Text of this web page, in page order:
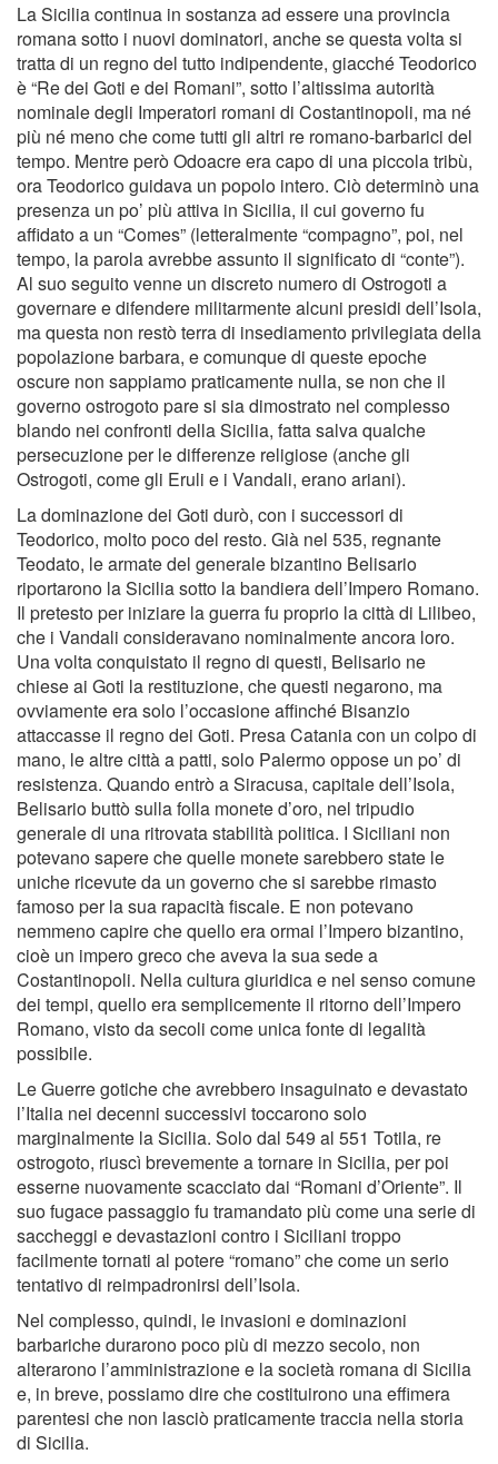
La Sicilia continua in sostanza ad essere una provincia
romana sotto i nuovi dominatori, anche se questa volta si
tratta di un regno del tutto indipendente, giacché Teodorico
è “Re dei Goti e dei Romani”, sotto l’altissima autorità
nominale degli Imperatori romani di Costantinopoli, ma né
più né meno che come tutti gli altri re romano-barbarici del
tempo. Mentre però Odoacre era capo di una piccola tribù,
ora Teodorico guidava un popolo intero. Ciò determinò una
presenza un po’ più attiva in Sicilia, il cui governo fu
affidato a un “Comes” (letteralmente “compagno”, poi, nel
tempo, la parola avrebbe assunto il significato di “conte”).
Al suo seguito venne un discreto numero di Ostrogoti a
governare e difendere militarmente alcuni presidi dell’Isola,
ma questa non restò terra di insediamento privilegiata della
popolazione barbara, e comunque di queste epoche
oscure non sappiamo praticamente nulla, se non che il
governo ostrogoto pare si sia dimostrato nel complesso
blando nei confronti della Sicilia, fatta salva qualche
persecuzione per le differenze religiose (anche gli
Ostrogoti, come gli Eruli e i Vandali, erano ariani).
La dominazione dei Goti durò, con i successori di
Teodorico, molto poco del resto. Già nel 535, regnante
Teodato, le armate del generale bizantino Belisario
riportarono la Sicilia sotto la bandiera dell’Impero Romano.
Il pretesto per iniziare la guerra fu proprio la città di Lilibeo,
che i Vandali consideravano nominalmente ancora loro.
Una volta conquistato il regno di questi, Belisario ne
chiese ai Goti la restituzione, che questi negarono, ma
ovviamente era solo l’occasione affinché Bisanzio
attaccasse il regno dei Goti. Presa Catania con un colpo di
mano, le altre città a patti, solo Palermo oppose un po’ di
resistenza. Quando entrò a Siracusa, capitale dell’Isola,
Belisario buttò sulla folla monete d’oro, nel tripudio
generale di una ritrovata stabilità politica. I Siciliani non
potevano sapere che quelle monete sarebbero state le
uniche ricevute da un governo che si sarebbe rimasto
famoso per la sua rapacità fiscale. E non potevano
nemmeno capire che quello era ormai l’Impero bizantino,
cioè un impero greco che aveva la sua sede a
Costantinopoli. Nella cultura giuridica e nel senso comune
dei tempi, quello era semplicemente il ritorno dell’Impero
Romano, visto da secoli come unica fonte di legalità
possibile.
Le Guerre gotiche che avrebbero insaguinato e devastato
l’Italia nei decenni successivi toccarono solo
marginalmente la Sicilia. Solo dal 549 al 551 Totila, re
ostrogoto, riuscì brevemente a tornare in Sicilia, per poi
esserne nuovamente scacciato dai “Romani d’Oriente”. Il
suo fugace passaggio fu tramandato più come una serie di
saccheggi e devastazioni contro i Siciliani troppo
facilmente tornati al potere “romano” che come un serio
tentativo di reimpadronirsi dell’Isola.
Nel complesso, quindi, le invasioni e dominazioni
barbariche durarono poco più di mezzo secolo, non
alterarono l’amministrazione e la società romana di Sicilia
e, in breve, possiamo dire che costituirono una effimera
parentesi che non lasciò praticamente traccia nella storia
di Sicilia.